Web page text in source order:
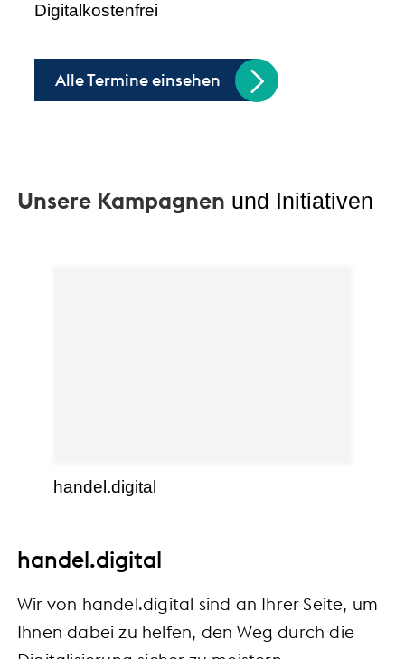
Digital kostenfrei
Alle Termine einsehen
Unsere Kampagnen und Initiativen
handel.digital
handel.digital
Wir von handel.digital sind an Ihrer Seite, um
Ihnen dabei zu helfen, den Weg durch die